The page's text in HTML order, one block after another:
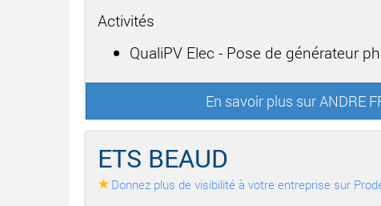
Activités
QualiPV Elec - Pose de générateur
En savoir plus sur ANDRE
ETS BEAUD
Donnez plus de visibilité à votre entreprise sur